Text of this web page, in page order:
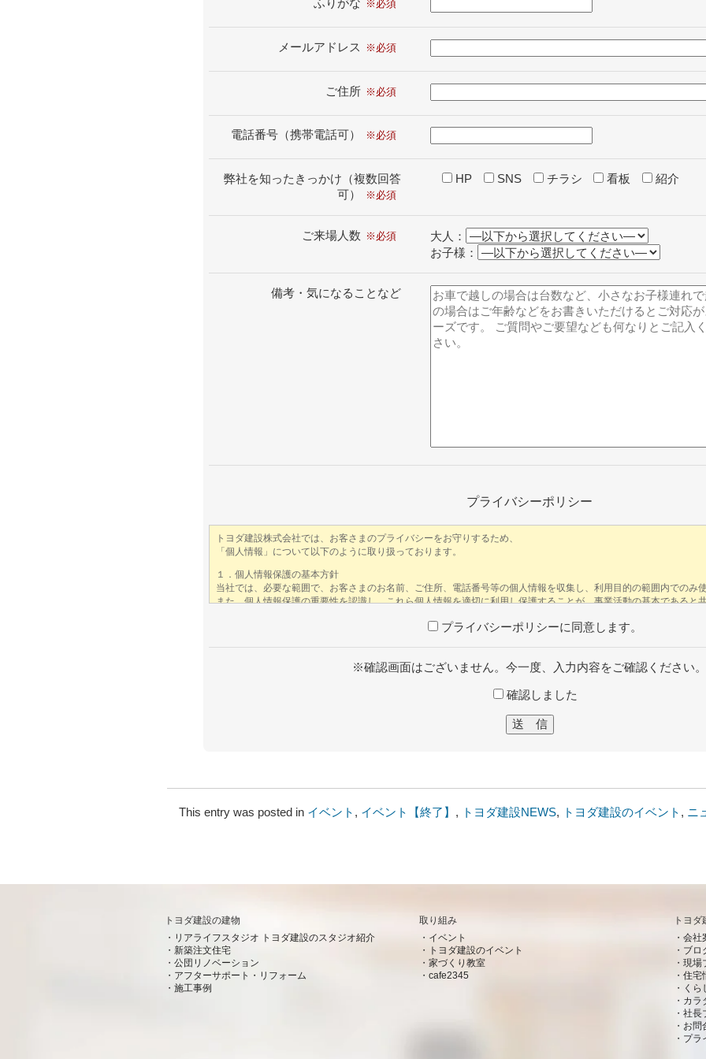
ふりがな
メールアドレス
ご住所
電話番号（携帯電話可）
弊社を知ったきっかけ（複数回答
可）
HP SNS チラシ 看板 紹介
ご来場人数
大人：
お子様：
備考・気になることなど
プライバシーポリシー
プライバシーポリシーに同意します。
※確認画面はございません。今一度、入力内容をご確認ください。
確認しました
This entry was posted in イベント , イベント【終了】 , トヨダ建設NEWS, トヨダ建設のイベント , ニ
トヨダ建設の建物
リアライフスタジオ トヨダ建設のスタジオ紹介
新築注文住宅
公団リノベーション
アフターサポート・リフォーム
施工事例
取り組み
イベント
トヨダ建設のイベント
家づくり教室
cafe2345
トヨ
会社
ブロ
現場
住宅
くら
カラ
社長
お問
プラ